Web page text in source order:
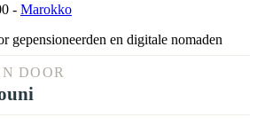
- Marokko
DOOR